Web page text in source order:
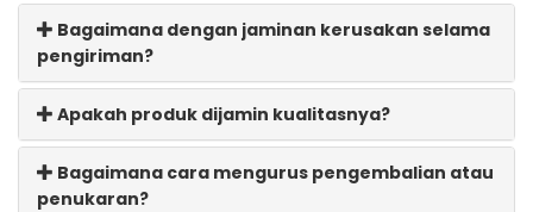
Bagaimana dengan jaminan kerusakan selama
pengiriman?
Apakah produk dijamin kualitasnya?
Bagaimana cara mengurus pengembalian atau
penukaran?